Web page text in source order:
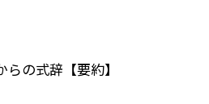
の式辞【要約】